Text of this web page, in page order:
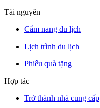
Tài nguyên
Cẩm nang du lịch
Lịch trình du lịch
Phiếu quà tặng
Hợp tác
Trở thành nhà cung cấp